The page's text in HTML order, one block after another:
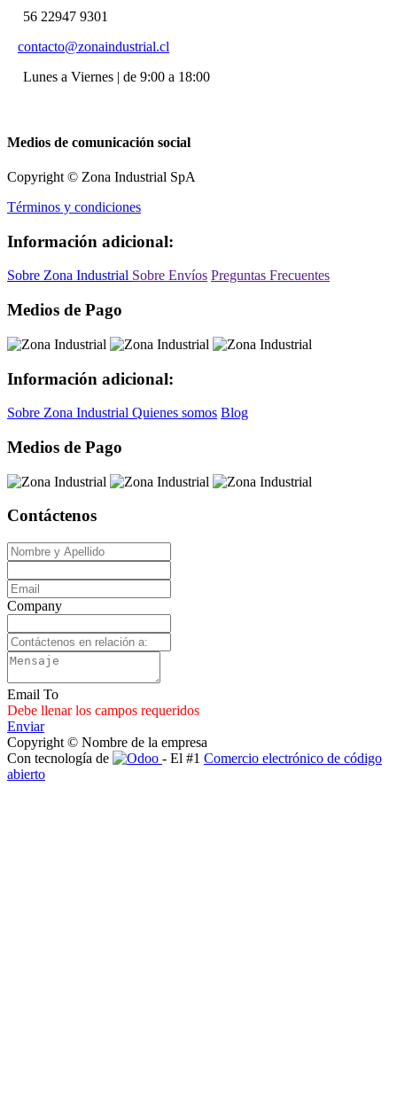
56 22947 9301
contacto@zonaindustrial.cl
Lunes a Viernes | de 9:00 a 18:00
Medios de comunicación social
Copyright © Zona Industrial SpA
Términos y condiciones
Información adicional:
Sobre Zona Industrial Sobre Envíos Preguntas Frecuentes
Medios de Pago
Información adicional:
Sobre Zona Industrial Quienes somos Blog
Medios de Pago
Contáctenos
Company
Email To
Debe llenar los campos requeridos
Enviar
Copyright © Nombre de la empresa
Con tecnología de
- El #1 Comercio electrónico de código
abierto